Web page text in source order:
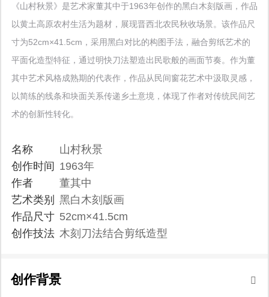
《山村秋景》是艺术家董其中于1963年创作的黑白木刻版画，作品
以黄土高原农村生活为题材，展现晋西北农民秋收场景。该作品尺
寸为52cm×41.5cm，采用黑白对比的构图手法，融合剪纸艺术的
平面化造型特征，通过明快刀法塑造出民歌般的画面节奏。作为董
其中艺术风格成熟期的代表作，作品从民间窗花艺术中汲取灵感，
以简练的线条和块面关系传递乡土意境，体现了作者对传统民间艺
术的创新性转化。
名称
山村秋景
创作时间 1963年
作者
董其中
艺术类别 黑白木刻版画
作品尺寸 52cm×41.5cm
创作技法 木刻刀法结合剪纸造型
创作背景